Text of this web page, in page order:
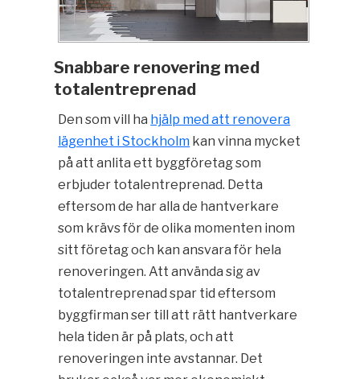
Snabbare renovering med
totalentreprenad
Den som vill ha hjälp med att renovera
lägenhet i Stockholm kan vinna mycket
på att anlita ett byggföretag som
erbjuder totalentreprenad. Detta
eftersom de har alla de hantverkare
som krävs för de olika momenten inom
sitt företag och kan ansvara för hela
renoveringen. Att använda sig av
totalentreprenad spar tid eftersom
byggfirman ser till att rätt hantverkare
hela tiden är på plats, och att
renoveringen inte avstannar. Det